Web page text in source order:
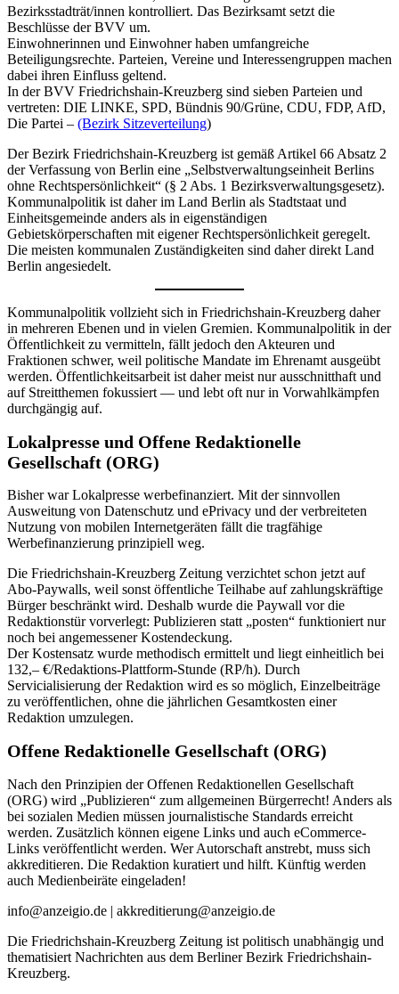
Bezirksstadträt/innen kontrolliert. Das Bezirksamt setzt die
Beschlüsse der BVV um.
Einwohnerinnen und Einwohner haben umfangreiche
Beteiligungsrechte. Parteien, Vereine und Interessengruppen machen
dabei ihren Einfluss geltend.
In der BVV Friedrichshain-Kreuzberg sind sieben Parteien und
vertreten: DIE LINKE, SPD, Bündnis 90/Grüne, CDU, FDP, AfD,
Die Partei – (Bezirk Sitzeverteilung)
Der Bezirk Friedrichshain-Kreuzberg ist gemäß Artikel 66 Absatz 2
der Verfassung von Berlin eine „Selbstverwaltungseinheit Berlins
ohne Rechtspersönlichkeit“ (§ 2 Abs. 1 Bezirksverwaltungsgesetz).
Kommunalpolitik ist daher im Land Berlin als Stadtstaat und
Einheitsgemeinde anders als in eigenständigen
Gebietskörperschaften mit eigener Rechtspersönlichkeit geregelt.
Die meisten kommunalen Zuständigkeiten sind daher direkt Land
Berlin angesiedelt.
Kommunalpolitik vollzieht sich in Friedrichshain-Kreuzberg daher
in mehreren Ebenen und in vielen Gremien. Kommunalpolitik in der
Öffentlichkeit zu vermitteln, fällt jedoch den Akteuren und
Fraktionen schwer, weil politische Mandate im Ehrenamt ausgeübt
werden. Öffentlichkeitsarbeit ist daher meist nur ausschnitthaft und
auf Streitthemen fokussiert — und lebt oft nur in Vorwahlkämpfen
durchgängig auf.
Lokalpresse und Offene Redaktionelle
Gesellschaft (ORG)
Bisher war Lokalpresse werbefinanziert. Mit der sinnvollen
Ausweitung von Datenschutz und ePrivacy und der verbreiteten
Nutzung von mobilen Internetgeräten fällt die tragfähige
Werbefinanzierung prinzipiell weg.
Die Friedrichshain-Kreuzberg Zeitung verzichtet schon jetzt auf
Abo-Paywalls, weil sonst öffentliche Teilhabe auf zahlungskräftige
Bürger beschränkt wird. Deshalb wurde die Paywall vor die
Redaktionstür vorverlegt: Publizieren statt „posten“ funktioniert nur
noch bei angemessener Kostendeckung.
Der Kostensatz wurde methodisch ermittelt und liegt einheitlich bei
132,– €/Redaktions-Plattform-Stunde (RP/h). Durch
Servicialisierung der Redaktion wird es so möglich, Einzelbeiträge
zu veröffentlichen, ohne die jährlichen Gesamtkosten einer
Redaktion umzulegen.
Offene Redaktionelle Gesellschaft (ORG)
Nach den Prinzipien der Offenen Redaktionellen Gesellschaft
(ORG) wird „Publizieren“ zum allgemeinen Bürgerrecht! Anders als
bei sozialen Medien müssen journalistische Standards erreicht
werden. Zusätzlich können eigene Links und auch eCommerce-
Links veröffentlicht werden. Wer Autorschaft anstrebt, muss sich
akkreditieren. Die Redaktion kuratiert und hilft. Künftig werden
auch Medienbeiräte eingeladen!
info@anzeigio.de | akkreditierung@anzeigio.de
Die Friedrichshain-Kreuzberg Zeitung ist politisch unabhängig und
thematisiert Nachrichten aus dem Berliner Bezirk Friedrichshain-
Kreuzberg.